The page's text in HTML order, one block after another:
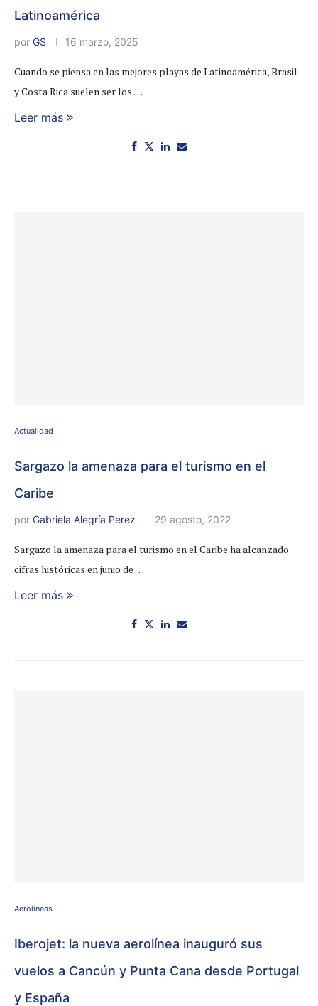
Latinoamérica
por GS 16 marzo, 2025
Cuando se piensa en las mejores playas de Latinoamérica, Brasil
y Costa Rica suelen ser los …
Leer más
Actualidad
Sargazo la amenaza para el turismo en el
Caribe
por Gabriela Alegría Perez 29 agosto, 2022
Sargazo la amenaza para el turismo en el Caribe ha alcanzado
cifras históricas en junio de …
Leer más
Aerolíneas
Iberojet: la nueva aerolínea inauguró sus
vuelos a Cancún y Punta Cana desde Portugal
y España